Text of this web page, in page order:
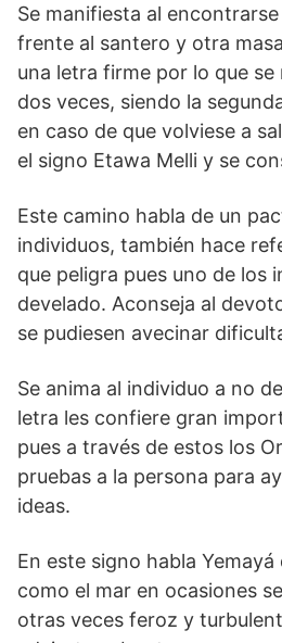
Se manifiesta al
frente al santero y otra
una letra firme por lo que
dos veces, siendo la
en caso de que volviese a
el signo Etawa Melli y se
Este camino habla de un
individuos, también hace
que peligra pues uno de los
develado. Aconseja al
se pudiesen avecinar
Se anima al individuo a no
letra les confiere gran
pues a través de estos los
pruebas a la persona para
ideas.
En este signo habla
como el mar en ocasiones
otras veces feroz y